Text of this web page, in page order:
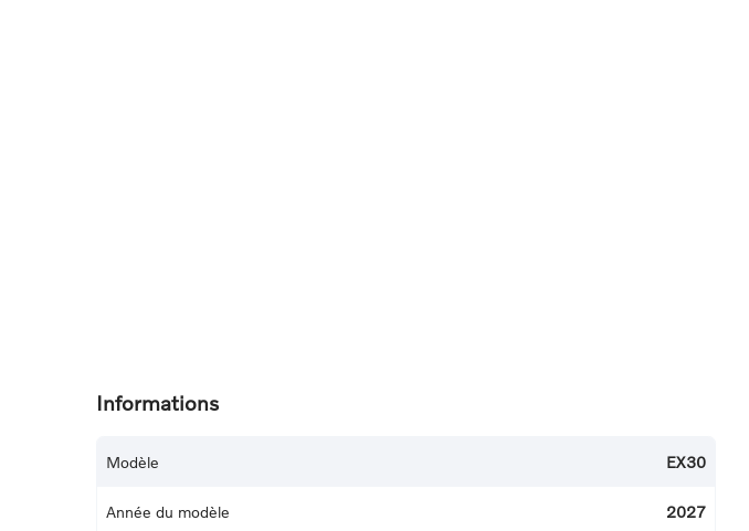
Informations
Modèle EX30
Année du modèle 2027